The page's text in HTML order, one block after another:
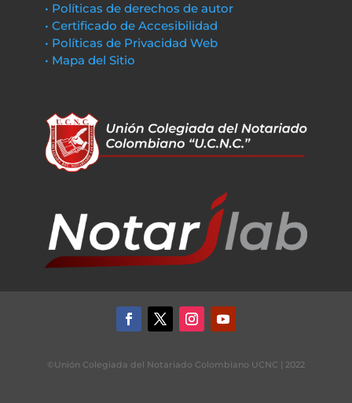
• Políticas de derechos de autor
• Certificado de Accesibilidad
• Políticas de Privacidad Web
• Mapa del Sitio
©Unión Colegiada del Notariado Colombiano UCNC | 2022